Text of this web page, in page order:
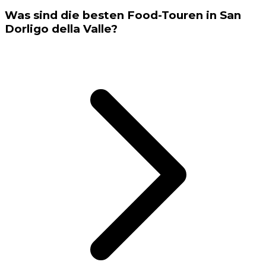
Was sind die besten Food-Touren in San
Dorligo della Valle?